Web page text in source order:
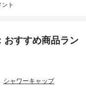
ト
おすすめ商品ラン
シャワーキャップ